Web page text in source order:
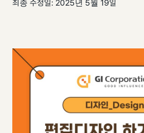
최종 수정일: 2025년 5월 19일